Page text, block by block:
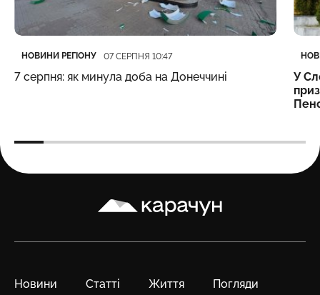
Категорія
НОВИНИ РЕГІОНУ
Дата публікації 07 СЕРПНЯ 10:47
7 серпня: як минула доба на Донеччині
У
Карачун
Новини Статті Життя Погляди